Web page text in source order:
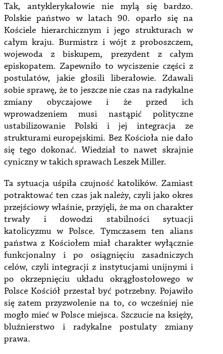
Tak, antyklerykałowie nie mylą się bardzo.
Polskie państwo w latach 90. oparło się na
Kościele hierarchicznym i jego strukturach w
całym kraju. Burmistrz i wójt z proboszczem,
wojewoda z biskupem, prezydent z całym
episkopatem. Zapewniło to wyciszenie części z
postulatów, jakie głosili liberałowie. Zdawali
sobie sprawę, że to jeszcze nie czas na radykalne
zmiany obyczajowe i że przed ich
wprowadzeniem musi nastąpić polityczne
ustabilizowanie Polski i jej integracja ze
strukturami europejskimi. Bez Kościoła nie dało
się tego dokonać. Wiedział to nawet skrajnie
cyniczny w takich sprawach Leszek Miller.
Ta sytuacja uśpiła czujność katolików. Zamiast
potraktować ten czas jak należy, czyli jako okres
przejściowy właśnie, przyjęli, że ma on charakter
trwały i dowodzi stabilności sytuacji
katolicyzmu w Polsce. Tymczasem ten alians
państwa z Kościołem miał charakter wyłącznie
funkcjonalny i po osiągnięciu zasadniczych
celów, czyli integracji z instytucjami unijnymi i
po okrzepnięciu układu okrągłostołowego w
Polsce Kościół przestał być potrzebny. Pojawiło
się zatem przyzwolenie na to, co wcześniej nie
mogło mieć w Polsce miejsca. Szczucie na księży,
bluźnierstwo i radykalne postulaty zmiany
prawa.